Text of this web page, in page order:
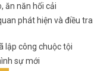
ăn năn hối cải
phát hiện và điều tra
lập công chuộc tội
sự mới